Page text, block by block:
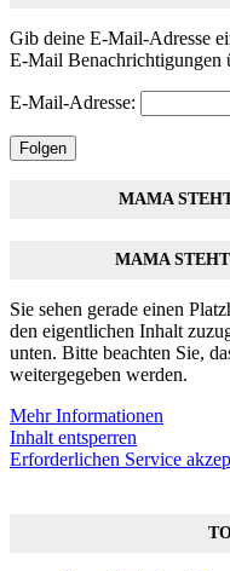
Gib deine E-Mail-Adresse
E-Mail Benachrichtigungen
E-Mail-Adresse:
Folgen
MAMA
MAMA
Sie sehen gerade einen
den eigentlichen Inhalt
unten. Bitte beachten Sie,
weitergegeben werden.
Mehr Informationen
Inhalt entsperren
Erforderlichen Service